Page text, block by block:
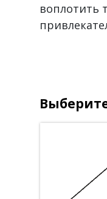
воплотить